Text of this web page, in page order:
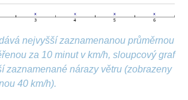
nejvyšší zaznamenanou průměrnou
za 10 minut v km/h, sloupcový graf
zaznamenané nárazy větru (zobrazeny
40 km/h).